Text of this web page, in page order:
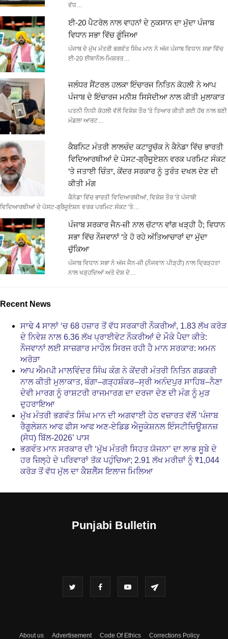
ਵੱਧ…
ਈ-20 ਪੈਟਰੋਲ ਨਾਲ ਵਾਹਨਾਂ ਦੇ ਨੁਕਸਾਨ ਦਾ ਮੁੱਦਾ ਪੰਜਾਬ
ਵਿਧਾਨ ਸਭਾ ਵਿੱਚ ਗੂੰਜਿਆ
ਪੰਜਾਬ ਦੇ ਮੁੱਖ ਮੰਤਰੀ ਭਗਵੰਤ ਸਿੰਘ ਮਾਨ ਨੇ ਅੱਜ ਪੰਜਾਬ ਵਿਧਾਨ ਸਭਾ ਵਿੱਚ
ਈ-20 ਈਥਾਨੌਲ-ਮਿਸ਼ਰਤ…
ਜਲੰਧਰ ਸੈਂਟਰਲ ਹਲਕਾ ਇੰਚਾਰਜ ਨਿਤਿਨ ਕੋਹਲੀ ਨੇ ਆਪ
ਪੰਜਾਬ ਦੇ ਇੰਚਾਰਜ ਮਨੀਸ਼ ਸਿਸੋਦੀਆ ਨਾਲ ਕੀਤੀ ਮੁਲਾਕਾਤ
ਪਤਨੀ ਨਿਧੀ ਕੋਹਲੀ ਵੱਲੋਂ ਵਿਸ਼ੇਸ਼ ਤੌਰ 'ਤੇ ਤਿਆਰ ਕੀਤੀ ਗਈ ਹੱਥ ਨਾਲ ਬਣੀ
ਮੰਡਲਾ ਆਰਟ…
ਕੈਬਨਿਟ ਮੰਤਰੀ ਲਾਲਚੰਦ ਕਟਾਰੂਚੱਕ ਨੇ ਕੈਨੇਡਾ ਵਿੱਚ ਭਾਰਤੀ
ਵਿਦਿਆਰਥੀਆਂ ਦੇ ਪੋਸਟ-ਗ੍ਰੈਜੂਏਸ਼ਨ ਵਰਕ ਪਰਮਿਟ ਸੰਕਟ
‘ਤੇ ਜਤਾਈ ਚਿੰਤਾ, ਕੇਂਦਰ ਸਰਕਾਰ ਨੂੰ ਤੁਰੰਤ ਦਖਲ ਦੇਣ ਦੀ
ਕੀਤੀ ਮੰਗ
ਕੈਨੇਡਾ ਵਿੱਚ ਭਾਰਤੀ ਵਿਦਿਆਰਥੀਆਂ, ਵਿਸ਼ੇਸ਼ ਤੌਰ 'ਤੇ ਪੰਜਾਬੀ
ਵਿਦਿਆਰਥੀਆਂ ਦੇ ਪੋਸਟ-ਗ੍ਰੈਜੂਏਸ਼ਨ ਵਰਕ ਪਰਮਿਟ ਸੰਕਟ 'ਤੇ…
ਪੰਜਾਬ ਸਰਕਾਰ ਜੈਨ-ਜ਼ੀ ਨਾਲ ਚੱਟਾਨ ਵਾਂਗ ਖੜ੍ਹੀ ਹੈ; ਵਿਧਾਨ
ਸਭਾ ਵਿੱਚ ਨੌਜਵਾਨਾਂ ‘ਤੇ ਹੋ ਰਹੇ ਅੱਤਿਆਚਾਰਾਂ ਦਾ ਮੁੱਦਾ
ਚੁੱਕਿਆ
ਪੰਜਾਬ ਵਿਧਾਨ ਸਭਾ ਨੇ ਅੱਜ ਜੈਨ-ਜ਼ੀ (ਨੌਜਵਾਨ ਪੀੜ੍ਹੀ) ਨਾਲ ਦ੍ਰਿੜ੍ਹਤਾ
ਨਾਲ ਖੜ੍ਹਦਿਆਂ ਅਤੇ ਦੇਸ਼ ਦੇ…
Recent News
ਸਾਢੇ 4 ਸਾਲਾਂ ‘ਚ 68 ਹਜ਼ਾਰ ਤੋਂ ਵੱਧ ਸਰਕਾਰੀ ਨੌਕਰੀਆਂ, 1.83 ਲੱਖ ਕਰੋੜ
ਦੇ ਨਿਵੇਸ਼ ਨਾਲ 6.36 ਲੱਖ ਪ੍ਰਾਈਵੇਟ ਨੌਕਰੀਆਂ ਦੇ ਮੌਕੇ ਪੈਦਾ ਕੀਤੇ:
ਨੌਜਵਾਨਾਂ ਲਈ ਸਾਜ਼ਗਾਰ ਮਾਹੌਲ ਸਿਰਜ ਰਹੀ ਹੈ ਮਾਨ ਸਰਕਾਰ: ਅਮਨ
ਅਰੋੜਾ
ਆਪ ਐਮਪੀ ਮਾਲਵਿੰਦਰ ਸਿੰਘ ਕੰਗ ਨੇ ਕੇਂਦਰੀ ਮੰਤਰੀ ਨਿਤਿਨ ਗਡਕਰੀ
ਨਾਲ ਕੀਤੀ ਮੁਲਾਕਾਤ, ਬੰਗਾ–ਗੜ੍ਹਸ਼ੰਕਰ–ਸ੍ਰੀ ਅਨੰਦਪੁਰ ਸਾਹਿਬ–ਨੈਣਾ
ਦੇਵੀ ਮਾਰਗ ਨੂੰ ਰਾਸ਼ਟਰੀ ਰਾਜਮਾਰਗ ਦਾ ਦਰਜਾ ਦੇਣ ਦੀ ਮੰਗ ਨੂੰ ਮੁੜ
ਦੁਹਰਾਇਆ
ਮੁੱਖ ਮੰਤਰੀ ਭਗਵੰਤ ਸਿੰਘ ਮਾਨ ਦੀ ਅਗਵਾਈ ਹੇਠ ਵਜ਼ਾਰਤ ਵੱਲੋਂ ‘ਪੰਜਾਬ
ਰੈਗੂਲੇਸ਼ਨ ਆਫ ਫੀਸ ਆਫ ਅਣ-ਏਡਿਡ ਐਜੂਕੇਸ਼ਨਲ ਇੰਸਟੀਚਿਊਸ਼ਨਜ਼
(ਸੋਧ) ਬਿੱਲ-2026’ ਪਾਸ
ਭਗਵੰਤ ਮਾਨ ਸਰਕਾਰ ਦੀ ‘ਮੁੱਖ ਮੰਤਰੀ ਸਿਹਤ ਯੋਜਨਾ’ ਦਾ ਲਾਭ ਸੂਬੇ ਦੇ
ਹਰ ਜ਼ਿਲ੍ਹੇ ਦੇ ਪਰਿਵਾਰਾਂ ਤੱਕ ਪਹੁੰਚਿਆ; 2.91 ਲੱਖ ਮਰੀਜ਼ਾਂ ਨੂੰ ₹1,044
ਕਰੋੜ ਤੋਂ ਵੱਧ ਮੁੱਲ ਦਾ ਕੈਸ਼ਲੈੱਸ ਇਲਾਜ ਮਿਲਿਆ
Punjabi Bulletin
About us Advertisement Code Of Ethics Corrections Policy